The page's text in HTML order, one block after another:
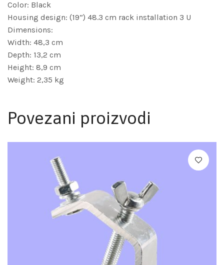
Color: Black
Housing design: (19”) 48.3 cm rack installation 3 U
Dimensions:
Width: 48,3 cm
Depth: 13,2 cm
Height: 8,9 cm
Weight: 2,35 kg
Povezani proizvodi